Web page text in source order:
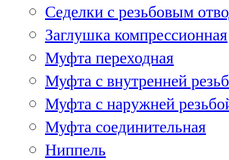
Седелки с резьбовым
Заглушка компрессионная
Муфта переходная
Муфта с внутренней
Муфта с наружней
Муфта соединительная
Ниппель